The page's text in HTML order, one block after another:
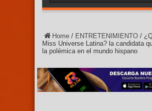
Home / ENTRETENIMIENTO /
Miss Universe Latina? la candidata
la polémica en el mundo hispano